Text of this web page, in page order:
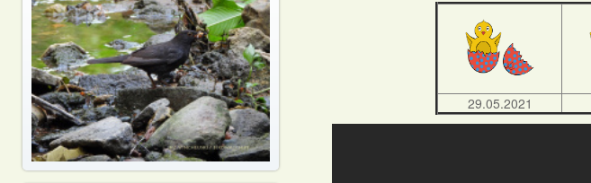
29.05.2021